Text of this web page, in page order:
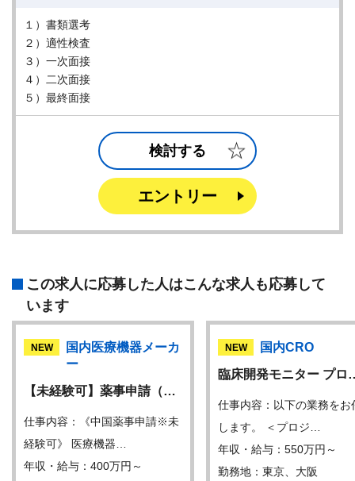
１）書類選考
２）適性検査
３）一次面接
４）二次面接
５）最終面接
検討する
エントリー
この求人に応募した人はこんな求人も応募して
います
NEW
国内医療機器メーカ
ー
【未経験可】薬事申請（…
仕事内容：《中国薬事申請※未
経験可》 医療機器…
年収・給与：400万円～
NEW
国内CRO
臨床開発モニター プ
仕事内容：以下の業務をお
します。 ＜プロジ…
年収・給与：550万円～
勤務地：東京、大阪